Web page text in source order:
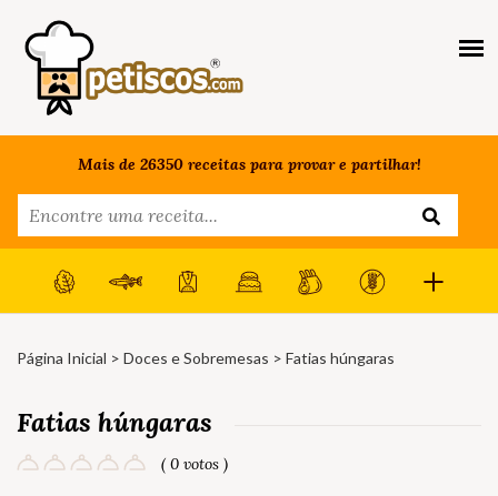
Mais de 26350 receitas para provar e partilhar!
Página Inicial > Doces e Sobremesas > Fatias húngaras
Fatias húngaras
( 0 votos )